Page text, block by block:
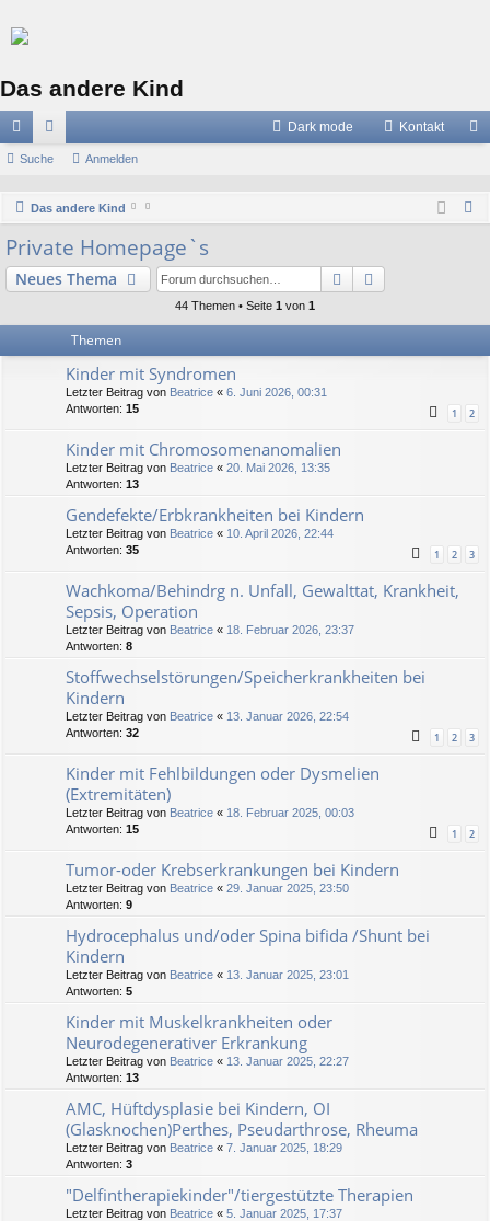
Das andere Kind
ch
llz
ug
riff
or
Dark mode Kontakt
el
Suche Anmelden
Das andere Kind
Private Homepage`s
Neues Thema Suche
44 Themen • Seite 1 von 1
Themen
Kinder mit Syndromen
Letzter Beitrag von Beatrice « 6. Juni 2026, 00:31
Antworten: 15 1 2
Kinder mit Chromosomenanomalien
Letzter Beitrag von Beatrice « 20. Mai 2026, 13:35
Antworten: 13
Gendefekte/Erbkrankheiten bei Kindern
Letzter Beitrag von Beatrice « 10. April 2026, 22:44
Antworten: 35 1 2 3
Wachkoma/Behindrg n. Unfall, Gewalttat, Krankheit,
Sepsis, Operation
Letzter Beitrag von Beatrice « 18. Februar 2026, 23:37
Antworten: 8
Stoffwechselstörungen/Speicherkrankheiten bei
Kindern
Letzter Beitrag von Beatrice « 13. Januar 2026, 22:54
Antworten: 32 1 2 3
Kinder mit Fehlbildungen oder Dysmelien
(Extremitäten)
Letzter Beitrag von Beatrice « 18. Februar 2025, 00:03
Antworten: 15 1 2
Tumor-oder Krebserkrankungen bei Kindern
Letzter Beitrag von Beatrice « 29. Januar 2025, 23:50
Antworten: 9
Hydrocephalus und/oder Spina bifida /Shunt bei
Kindern
Letzter Beitrag von Beatrice « 13. Januar 2025, 23:01
Antworten: 5
Kinder mit Muskelkrankheiten oder
Neurodegenerativer Erkrankung
Letzter Beitrag von Beatrice « 13. Januar 2025, 22:27
Antworten: 13
AMC, Hüftdysplasie bei Kindern, OI
(Glasknochen)Perthes, Pseudarthrose, Rheuma
Letzter Beitrag von Beatrice « 7. Januar 2025, 18:29
Antworten: 3
"Delfintherapiekinder"/tiergestützte Therapien
Letzter Beitrag von Beatrice « 5. Januar 2025, 17:37